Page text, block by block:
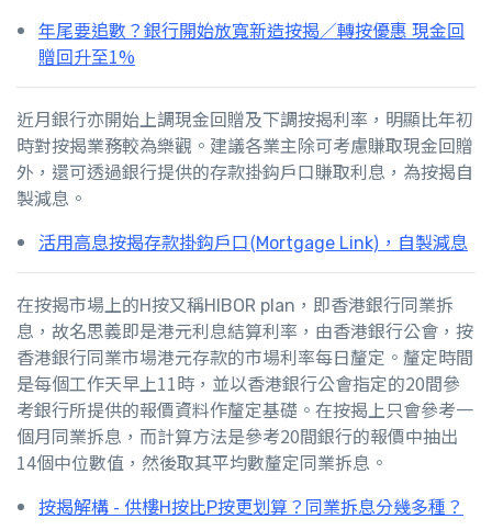
年尾要追數？銀行開始放寬新造按揭／轉按優惠 現金回
贈回升至1%
近月銀行亦開始上調現金回贈及下調按揭利率，明顯比年初
時對按揭業務較為樂觀。建議各業主除可考慮賺取現金回贈
外，還可透過銀行提供的存款掛鈎戶口賺取利息，為按揭自
製減息。
活用高息按揭存款掛鈎戶口(Mortgage Link)，自製減息
在按揭市場上的H按又稱HIBOR plan，即香港銀行同業拆
息，故名思義即是港元利息結算利率，由香港銀行公會，按
香港銀行同業市場港元存款的市場利率每日釐定。釐定時間
是每個工作天早上11時，並以香港銀行公會指定的20間參
考銀行所提供的報價資料作釐定基礎。在按揭 上只會參考一
個月同業拆息，而計算方法是參考20間銀行的報價中抽出
14個中位數值，然後取其平均數釐定同業拆息。
按揭解構 - 供樓H按比P按更划算？同業拆息分幾多種？